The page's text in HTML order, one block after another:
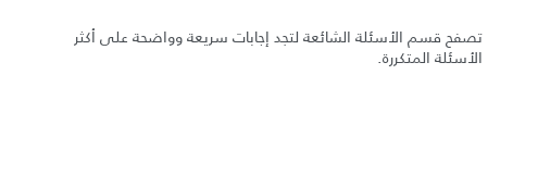
تصفح قسم الأسئلة الشائعة لتجد إجابات سريعة وواضحة على أكثر
الأسئلة المتكررة.